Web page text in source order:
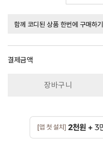
함께 코디된 상품 한번에 구매하기
결제금액
장바구니